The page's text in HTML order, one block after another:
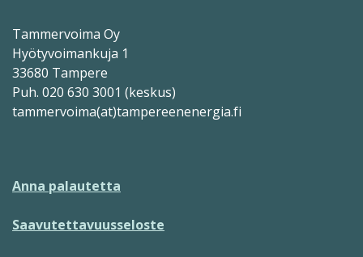
Tammervoima Oy
Hyötyvoimankuja 1
33680 Tampere
Puh. 020 630 3001 (keskus)
tammervoima(at)tampereenenergia.fi
Anna palautetta
Saavutettavuusseloste